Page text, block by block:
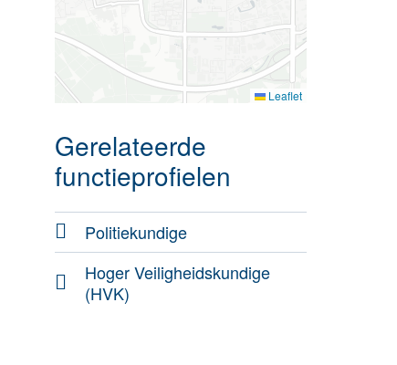
Leaflet
Gerelateerde
functieprofielen
Politiekundige
Hoger Veiligheidskundige
(HVK)